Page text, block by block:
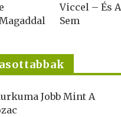
Viccel – És
Sem
Jobb Mint A